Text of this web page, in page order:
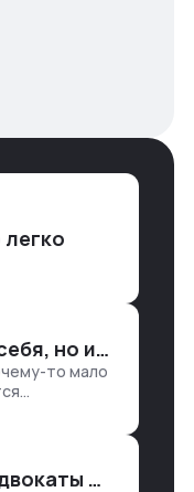
Обучайте не только себя, но и клиентов
то мало
Интернет умирает, адвокаты и судьи в растерянности, а я хочу песню